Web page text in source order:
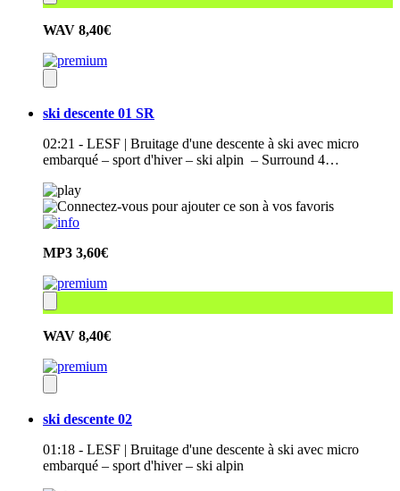
WAV 8,40€
ski descente 01 SR
02:21 - LESF | Bruitage d'une descente à ski avec micro
embarqué – sport d'hiver – ski alpin – Surround 4…
MP3 3,60€
WAV 8,40€
ski descente 02
01:18 - LESF | Bruitage d'une descente à ski avec micro
embarqué – sport d'hiver – ski alpin